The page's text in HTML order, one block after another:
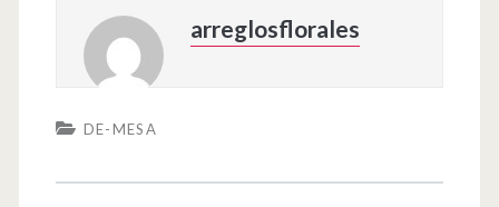
arreglosflorales
DE-MESA